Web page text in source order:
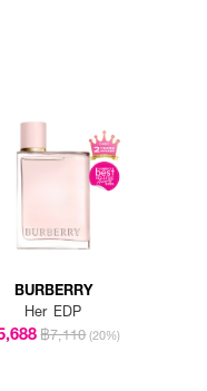
BURBERRY
Her EDP
฿7,110 (20%)